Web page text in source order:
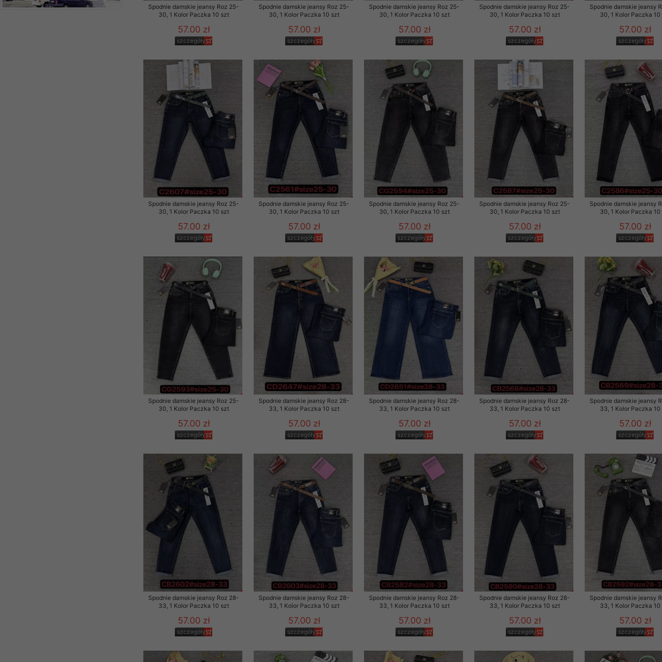
Spodnie damskie jeansy Roz 25-
30, 1 Kolor Paczka 10 szt
57.00 zł
szczegóły
Spodnie damskie jeansy Roz 25-
30, 1 Kolor Paczka 10 szt
57.00 zł
szczegóły
Spodnie damskie jeansy Roz 25-
30, 1 Kolor Paczka 10 szt
57.00 zł
szczegóły
Spodnie damskie jeansy Roz 25-
30, 1 Kolor Paczka 10 szt
57.00 zł
szczegóły
Spodnie damskie jeansy
30, 1 Kolor Paczka 10
57.00 zł
szczegóły
Spodnie damskie jeansy Roz 25-
30, 1 Kolor Paczka 10 szt
57.00 zł
szczegóły
Spodnie damskie jeansy Roz 25-
30, 1 Kolor Paczka 10 szt
57.00 zł
szczegóły
Spodnie damskie jeansy Roz 25-
30, 1 Kolor Paczka 10 szt
57.00 zł
szczegóły
Spodnie damskie jeansy Roz 25-
30, 1 Kolor Paczka 10 szt
57.00 zł
szczegóły
Spodnie damskie jeansy
30, 1 Kolor Paczka 10
57.00 zł
szczegóły
Spodnie damskie jeansy Roz 25-
30, 1 Kolor Paczka 10 szt
57.00 zł
szczegóły
Spodnie damskie jeansy Roz 28-
33, 1 Kolor Paczka 10 szt
57.00 zł
szczegóły
Spodnie damskie jeansy Roz 28-
33, 1 Kolor Paczka 10 szt
57.00 zł
szczegóły
Spodnie damskie jeansy Roz 28-
33, 1 Kolor Paczka 10 szt
57.00 zł
szczegóły
Spodnie damskie jeansy
33, 1 Kolor Paczka 10
57.00 zł
szczegóły
Spodnie damskie jeansy Roz 28-
33, 1 Kolor Paczka 10 szt
57.00 zł
szczegóły
Spodnie damskie jeansy Roz 28-
33, 1 Kolor Paczka 10 szt
57.00 zł
szczegóły
Spodnie damskie jeansy Roz 28-
33, 1 Kolor Paczka 10 szt
57.00 zł
szczegóły
Spodnie damskie jeansy Roz 28-
33, 1 Kolor Paczka 10 szt
57.00 zł
szczegóły
Spodnie damskie jeansy
33, 1 Kolor Paczka 10
57.00 zł
szczegóły